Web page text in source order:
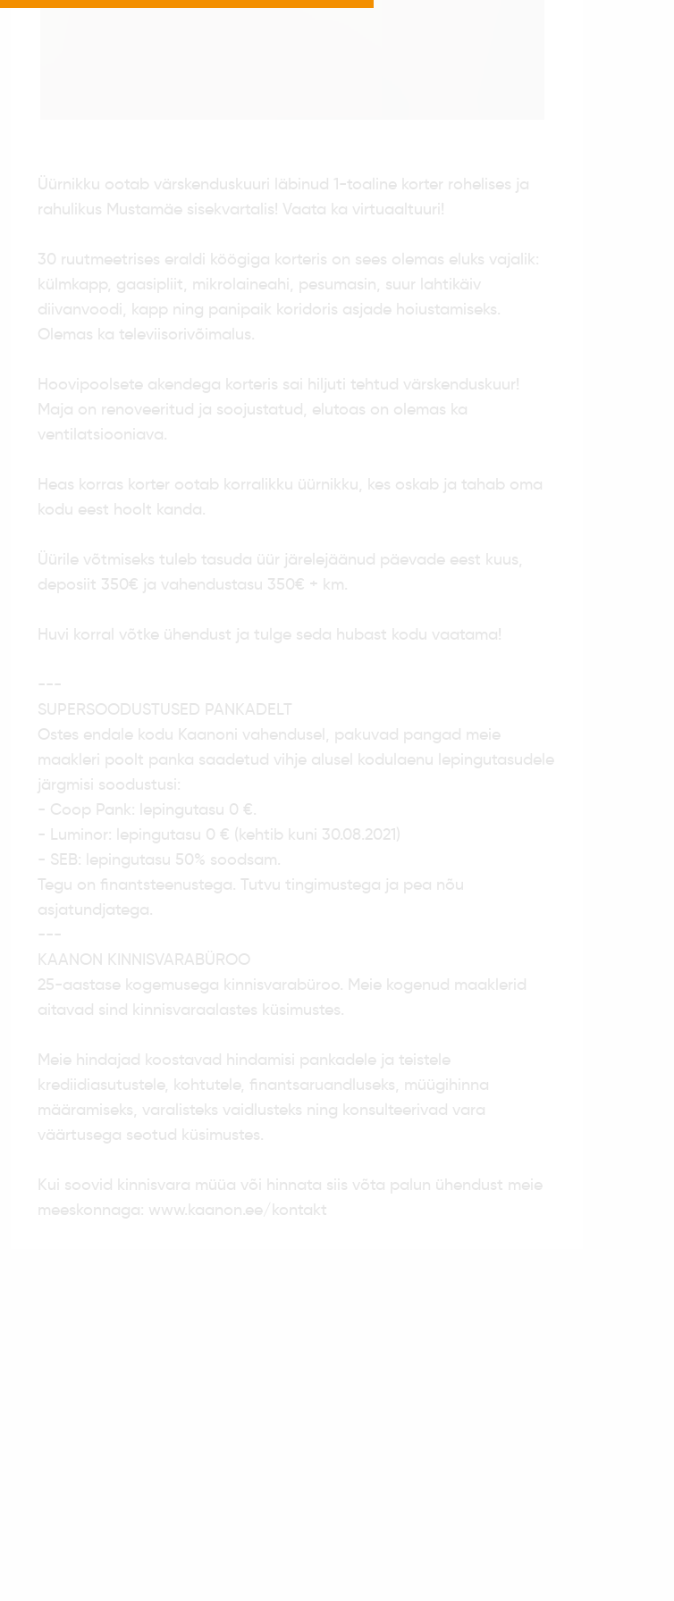
Üürnikku ootab värskenduskuuri läbinud 1-toaline korter rohelises ja
rahulikus Mustamäe sisekvartalis! Vaata ka virtuaaltuuri!
30 ruutmeetrises eraldi köögiga korteris on sees olemas eluks vajalik:
külmkapp, gaasipliit, mikrolaineahi, pesumasin, suur lahtikäiv
diivanvoodi, kapp ning panipaik koridoris asjade hoiustamiseks.
Olemas ka televiisorivõimalus.
Hoovipoolsete akendega korteris sai hiljuti tehtud värskenduskuur!
Maja on renoveeritud ja soojustatud, elutoas on olemas ka
ventilatsiooniava.
Heas korras korter ootab korralikku üürnikku, kes oskab ja tahab oma
kodu eest hoolt kanda.
Üürile võtmiseks tuleb tasuda üür järelejäänud päevade eest kuus,
deposiit 350€ ja vahendustasu 350€ + km.
Huvi korral võtke ühendust ja tulge seda hubast kodu vaatama!
---
SUPERSOODUSTUSED PANKADELT
Ostes endale kodu Kaanoni vahendusel, pakuvad pangad meie
maakleri poolt panka saadetud vihje alusel kodulaenu lepingutasudele
järgmisi soodustusi:
- Coop Pank: lepingutasu 0 €.
- Luminor: lepingutasu 0 € (kehtib kuni 30.08.2021)
- SEB: lepingutasu 50% soodsam.
Tegu on finantsteenustega. Tutvu tingimustega ja pea nõu
asjatundjatega.
---
KAANON KINNISVARABÜROO
25-aastase kogemusega kinnisvarabüroo. Meie kogenud maaklerid
aitavad sind kinnisvaraalastes küsimustes.
Meie hindajad koostavad hindamisi pankadele ja teistele
krediidiasutustele, kohtutele, finantsaruandluseks, müügihinna
määramiseks, varalisteks vaidlusteks ning konsulteerivad vara
väärtusega seotud küsimustes.
Kui soovid kinnisvara müüa või hinnata siis võta palun ühendust meie
meeskonnaga: www.kaanon.ee/kontakt